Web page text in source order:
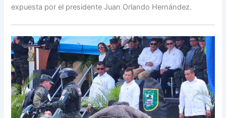
expuesta por el presidente Juan Orlando Hernández.